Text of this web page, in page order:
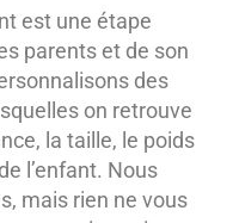
est une étape
parents et de son
des
on retrouve
la taille, le poids
l’enfant. Nous
mais rien ne vous